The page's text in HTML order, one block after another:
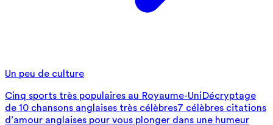
Un peu de culture
Cinq sports très populaires au Royaume-UniDécryptage
de 10 chansons anglaises très célèbres7 célèbres citations
d’amour anglaises pour vous plonger dans une humeur